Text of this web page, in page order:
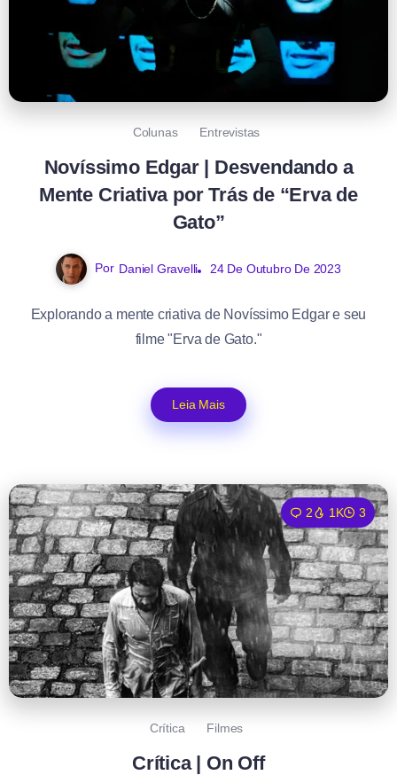
Colunas Entrevistas
Novíssimo Edgar | Desvendando a
Mente Criativa por Trás de “Erva de
Gato”
Por Daniel Gravelli 24 De Outubro De 2023
Explorando a mente criativa de Novíssimo Edgar e seu
filme "Erva de Gato."
Leia Mais
2 1K 3
Crítica Filmes
Crítica | On Off